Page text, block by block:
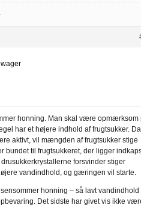
honning. Man skal være opmærksom
har et højere indhold af frugtsukker. Da
aktivt, vil mængden af frugtsukker stige
bundet til frugtsukkeret, der ligger
forsvinder stiger
vandindhold, og gæringen vil starte.
honning – så lavt vandindhold
Det sidste har givet vis ikke